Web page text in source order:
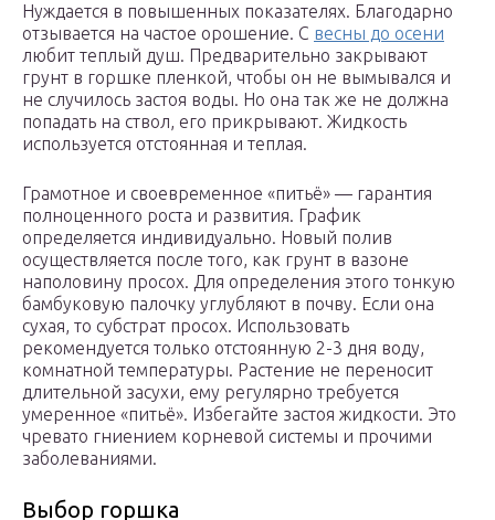
Нуждается в повышенных показателях. Благодарно
отзывается на частое орошение. С весны до осени
любит теплый душ. Предварительно закрывают
грунт в горшке пленкой, чтобы он не вымывался и
не случилось застоя воды. Но она так же не должна
попадать на ствол, его прикрывают. Жидкость
используется отстоянная и теплая.
Грамотное и своевременное «питьё» — гарантия
полноценного роста и развития. График
определяется индивидуально. Новый полив
осуществляется после того, как грунт в вазоне
наполовину просох. Для определения этого тонкую
бамбуковую палочку углубляют в почву. Если она
сухая, то субстрат просох. Использовать
рекомендуется только отстоянную 2-3 дня воду,
комнатной температуры. Растение не переносит
длительной засухи, ему регулярно требуется
умеренное «питьё». Избегайте застоя жидкости. Это
чревато гниением корневой системы и прочими
заболеваниями.
Выбор горшка